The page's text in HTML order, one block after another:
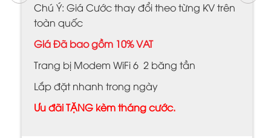
Chú Ý: Giá Cước thay đổi theo từng KV trên
toàn quốc
Giá Đã bao gồm 10% VAT
Trang bị Modem WiFi 6 2 băng tần
Lắp đặt nhanh trong ngày
Ưu đãi TẶNG kèm tháng cước.